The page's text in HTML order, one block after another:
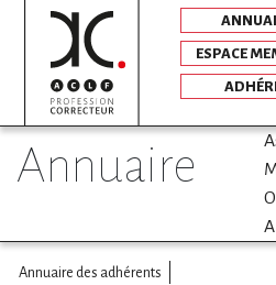
ESPACE
annuaire
Annuaire des adhérents